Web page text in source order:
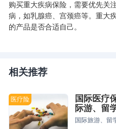
购买重大疾病保险，需要优先关
病，如乳腺癌、宫颈癌等。重大
的产品是否合适自己。
相关推荐
医疗险
国际医疗
际游、留
万保额选